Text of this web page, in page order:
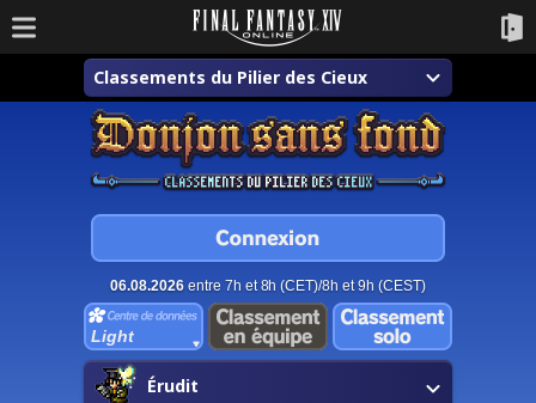
Classements du Pilier des Cieux
06.08.2026entre 7h et 8h (CET)/8h et 9h (CEST)
Light
Érudit